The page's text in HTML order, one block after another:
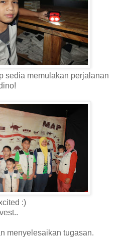
sedia memulakan perjalanan
:)
menyelesaikan tugasan.